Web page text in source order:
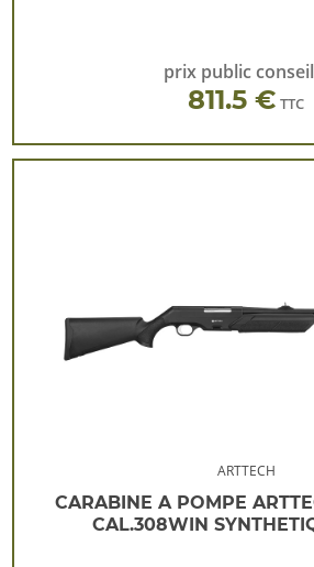
prix public
811.5 € TTC
ARTTECH
CARABINE A POMPE
CAL.308WIN